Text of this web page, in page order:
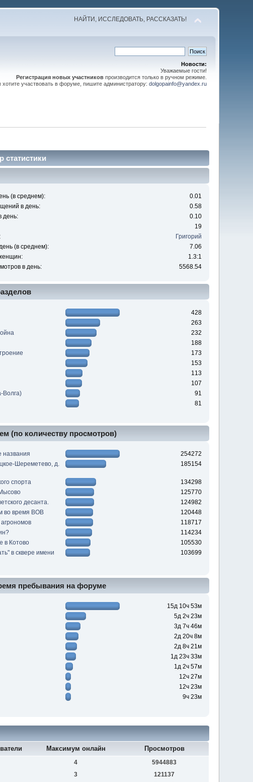
НАЙТИ, ИССЛЕДОВАТЬ, РАССКАЗАТЬ!
Новости:
Уважаемые гости!
Регистрация новых участниковпроизводится только в ручном режиме.
хотите участвовать в форуме, пишите администратору: dolgopainfo@yandex.ru
(в среднем):
0.01
в день:
0.58
день:
0.10
19
Григорий
(в среднем):
7.06
1.3:1
в день:
5568.54
428
263
232
188
173
153
113
107
Волга)
91
81
(по количеству просмотров)
названия
254272
Шереметево, д.
185154
спорта
134298
125770
десанта.
124982
во время ВОВ
120448
118717
114234
в Котово
105530
в сквере имени
103699
пребывания на форуме
15д 10ч 53м
5д 2ч 23м
3д 7ч 46м
2д 20ч 8м
2д 8ч 21м
1д 23ч 33м
1д 2ч 57м
12ч 27м
12ч 23м
9ч 23м
Максимум онлайн Просмотров
4
5944883
3
121137